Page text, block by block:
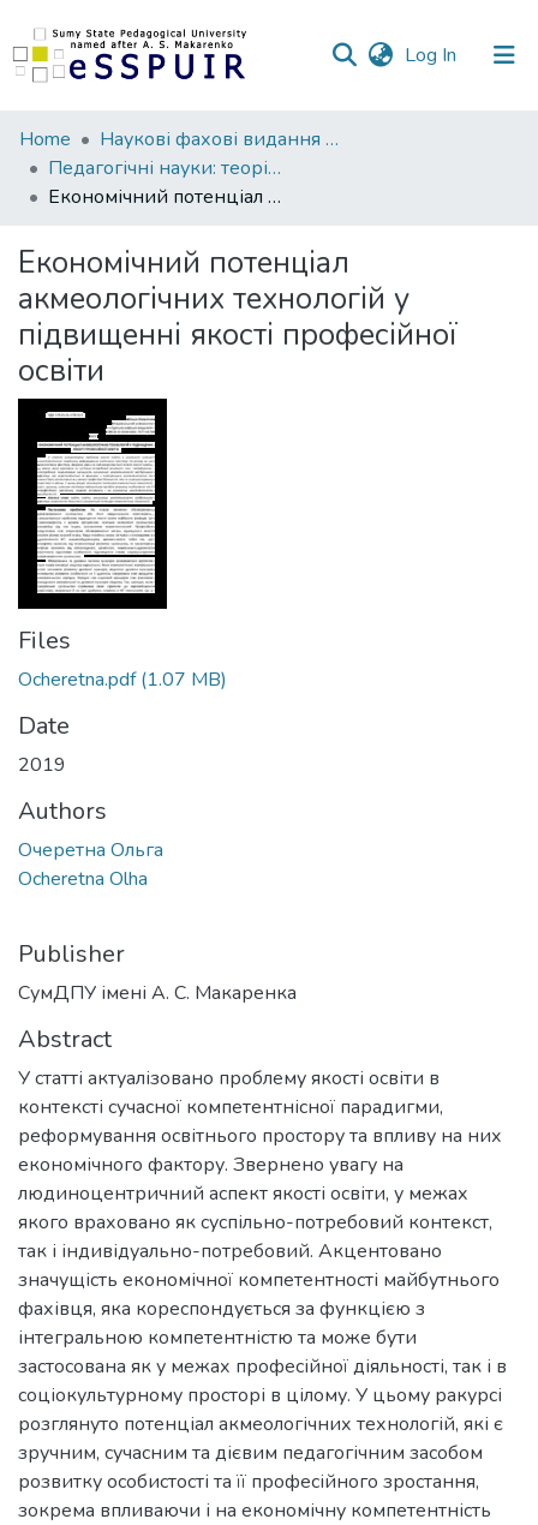
Log In (current)
Communities
&
Collections
Statistics
Home
Наукові фахові видання СумДПУ
Педагогічні науки: теорія, історія, інноваційні технології
Економічний потенціал акмеологічних технологій у підвищенні якості професійної освіти
Економічний потенціал
акмеологічних технологій у
підвищенні якості професійної
освіти
Files
Ocheretna.pdf(1.07 MB)
Date
2019
Authors
Очеретна Ольга
Ocheretna Olha
Publisher
СумДПУ імені А. С. Макаренка
Abstract
У статті актуалізовано проблему якості освіти в
контексті сучасної компетентнісної парадигми,
реформування освітнього простору та впливу на них
економічного фактору. Звернено увагу на
людиноцентричний аспект якості освіти, у межах
якого враховано як суспільно-потребовий контекст,
так і індивідуально-потребовий. Акцентовано
значущість економічної компетентності майбутнього
фахівця, яка кореспондується за функцією з
інтегральною компетентністю та може бути
застосована як у межах професійної діяльності, так і в
соціокультурному просторі в цілому. У цьому ракурсі
розглянуто потенціал акмеологічних технологій, які є
зручним, сучасним та дієвим педагогічним засобом
розвитку особистості та її професійного зростання,
зокрема впливаючи і на економічну компетентність